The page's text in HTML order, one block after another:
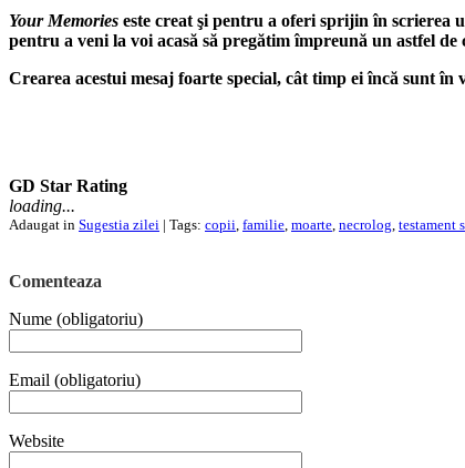
Your Memories este creat şi pentru a oferi sprijin în scrierea
pentru a veni la voi acasă să pregătim împreună un astfel de
Crearea acestui mesaj foarte special, cât timp ei încă sunt
GD Star Rating
loading...
Adaugat in Sugestia zilei | Tags: copii, familie, moarte, necrolog, testament
Comenteaza
Nume (obligatoriu)
Email (obligatoriu)
Website